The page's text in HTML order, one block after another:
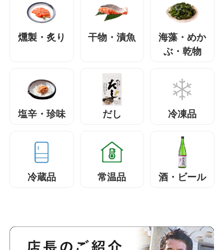
燻製・炙り 干物・漬魚
海藻・めか
ぶ・乾物
塩辛・珍味 だし 冷凍品
冷蔵品 常温品 酒・ビール